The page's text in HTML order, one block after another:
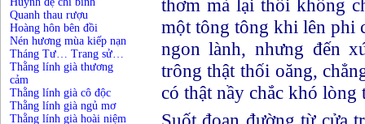
Quanh thau rượu
Hoàng hôn bên đồi
Nén hương mùa kiếp nạn
Tháng Tư… Trang sử…
Thằng lính già thương
cảm
Thằng lính già cô độc
Thằng lính già ngủ mơ
Thằng lính già hoài niệm
thơm mà lại thối không
một tông tông khi lên phi
ngon lành, nhưng đến
trông thật thối oăng,
có thật nầy chắc khó